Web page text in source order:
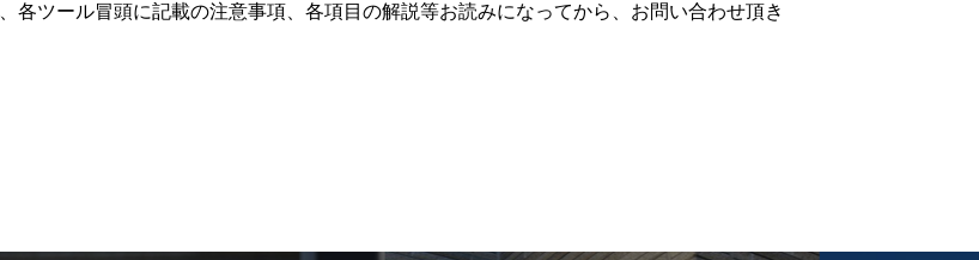
各ツール冒頭に記載の注意事項、各項目の解説等お読みになってから、お問い合わせ頂き